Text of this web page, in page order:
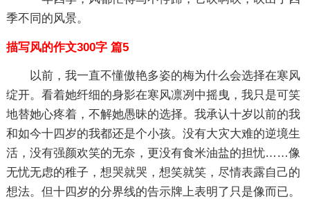
季不同的风景。
描写风的作文300字 篇5
以前，我一直不懂傲艳多姿的梅为什么会选择在寒风
绽开。看着她纤细的身影在寒风凛冽中摇曳，我只是可笑
地替她心疼着，不解她愚昧的选择。我承认十岁以前的我
和如今十四岁的我都还是个小孩。没有大灾大难的逆境生
活，没有强颜欢笑的无奈，更没有食米油盐的担忧……像
无忧无虑的稚子，想哭就哭，想笑就笑，尽情表露自己的
想法。但十四岁的分界线的告示牌上表明了只是像而已。